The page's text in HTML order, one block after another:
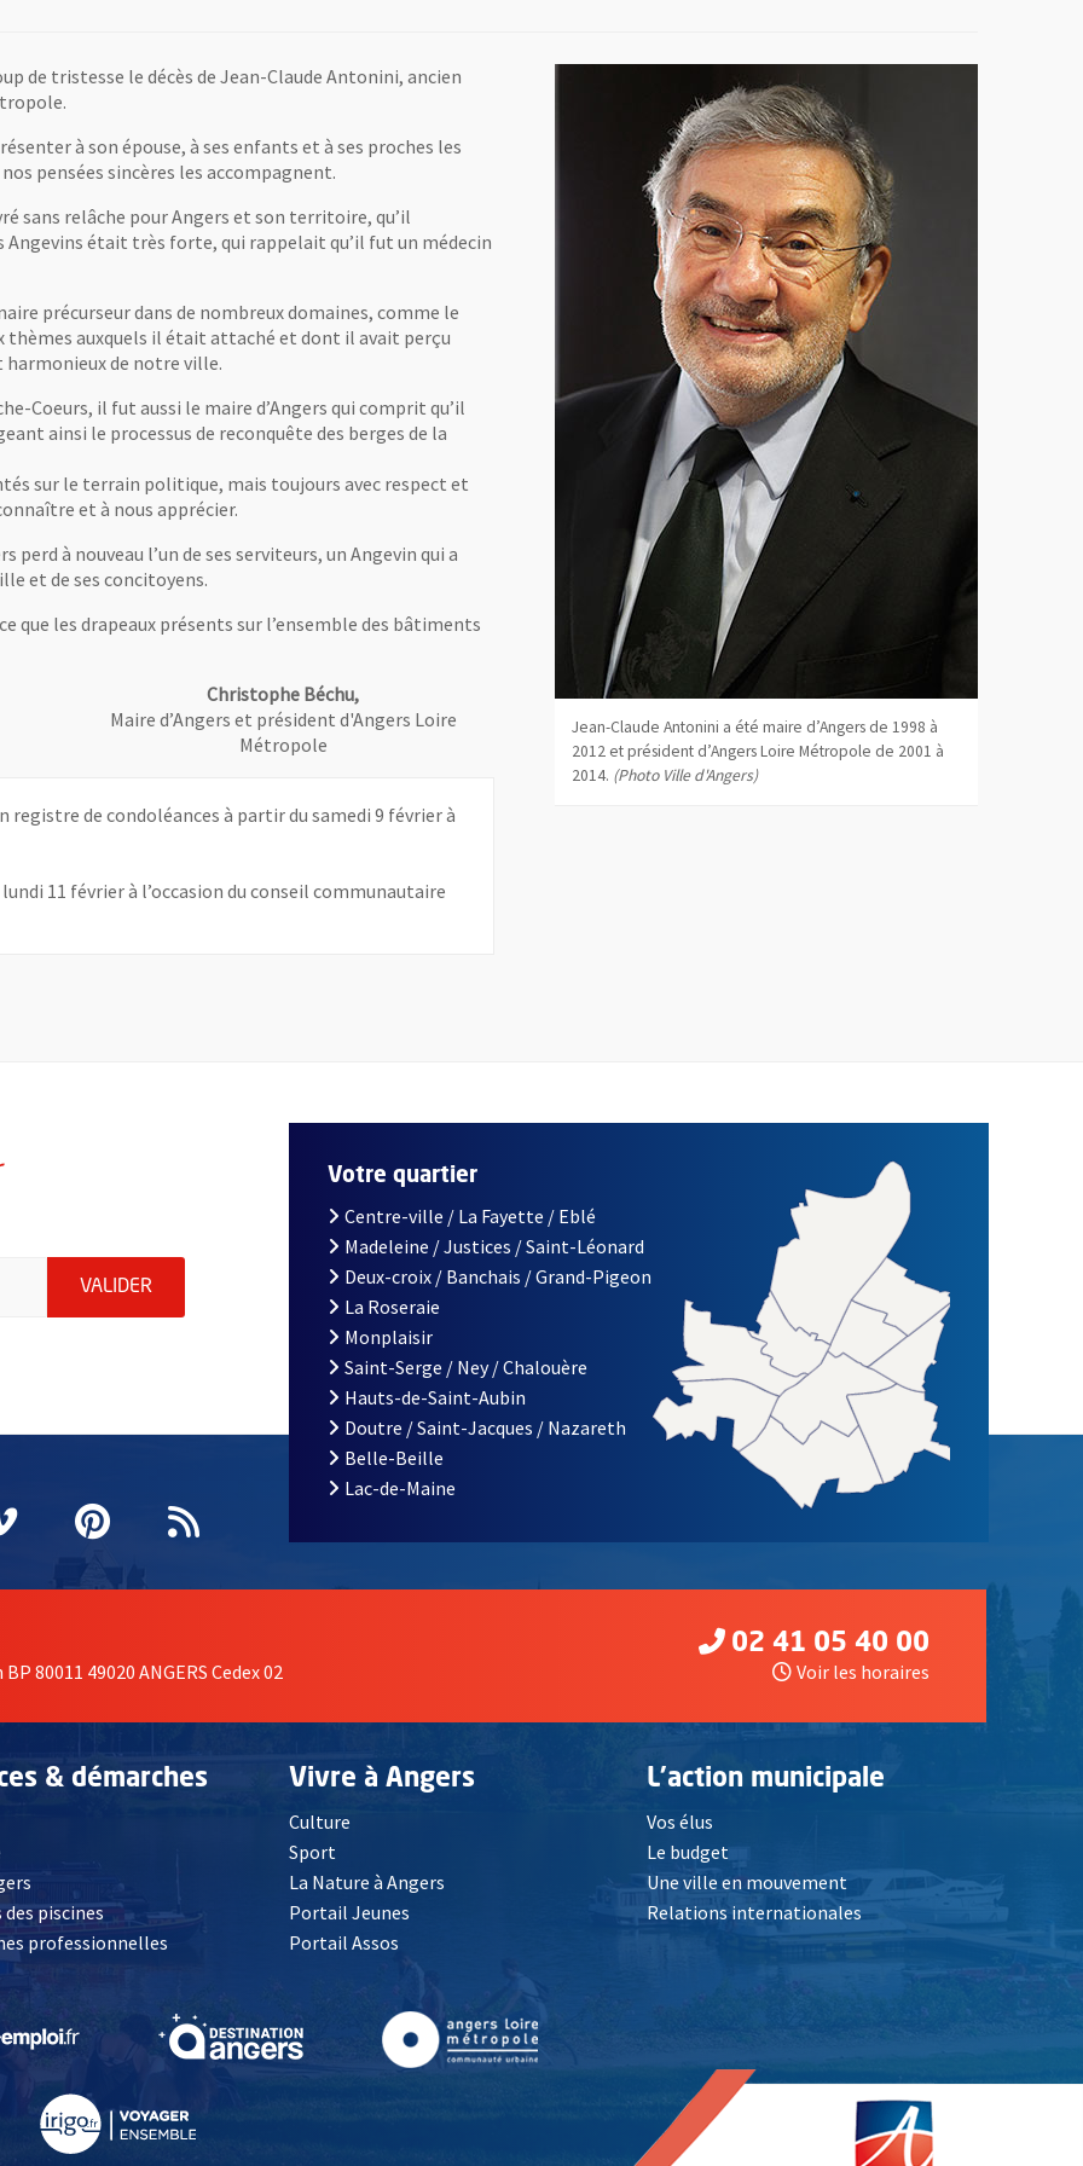
de tristesse le décès de Jean-Claude Antonini, ancien
à son épouse, à ses enfants et à ses proches les
pensées sincères les accompagnent.
sans relâche pour Angers et son territoire, qu’il
était très forte, qui rappelait qu’il fut un médecin
précurseur dans de nombreux domaines, comme le
auxquels il était attaché et dont il avait perçu
de notre ville.
Coeurs, il fut aussi le maire d’Angers qui comprit qu’il
ainsi le processus de reconquête des berges de la
sur le terrain politique, mais toujours avec respect et
et à nous apprécier.
à nouveau l’un de ses serviteurs, un Angevin qui a
et de ses concitoyens.
que les drapeaux présents sur l’ensemble des bâtiments
Christophe Béchu,
Maire d’Angers et président d'Angers Loire
Métropole
de condoléances à partir du samedi 9 février à
11 février à l’occasion du conseil communautaire
Jean-Claude Antonini a été maire d’Angers de 1998 à
2012 et président d’Angers Loire Métropole de 2001 à
2014. (Photo Ville d'Angers)
indiquez votre email (champ obligatoire)
VALIDERENVOYER MA DEMANDE D'INSCRIPTION À LA LETTRE D'INFORMATION DE LA VILLE D'ANGERS
fenêtrefenêtre
une nouvelle fenêtre
Vimeo
, Ouvre une nouvelle fenêtre
Pinterest
, Ouvre une nouvelle fenêtre
Flux RSS
Votre quartier
Centre-ville / La Fayette / Eblé
Madeleine / Justices / Saint-Léonard
Deux-croix / Banchais / Grand-Pigeon
La Roseraie
Monplaisir
Saint-Serge / Ney / Chalouère
Hauts-de-Saint-Aubin
Doutre / Saint-Jacques / Nazareth
Belle-Beille
Lac-de-Maine
80011 49020 ANGERS Cedex 02
02 41 05 40 00
Voir les horaires
& démarches
, Ouvre une nouvelle fenêtre
piscines
professionnelles
Vivre à Angers
Culture
Sport
La Nature à Angers
Portail Jeunes
Portail Assos
L'action municipale
Vos élus
Le budget
Une ville en mouvement
Relations internationales
fenêtre , Ouvre une nouvelle fenêtre , Ouvre une nouvelle fenêtre, Ouvre une nouvelle fenêtre